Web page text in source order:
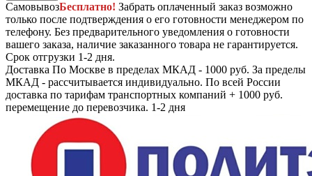
СамовывозБесплатно! Забрать оплаченный заказ возможно
только после подтверждения о его готовности менеджером по
телефону. Без предварительного уведомления о готовности
вашего заказа, наличие заказанного товара не гарантируется.
Срок отгрузки 1-2 дня.
Доставка По Москве в пределах МКАД - 1000 руб. За пределы
МКАД - рассчитывается индивидуально. По всей России
доставка по тарифам транспортных компаний + 1000 руб.
перемещение до перевозчика. 1-2 дня